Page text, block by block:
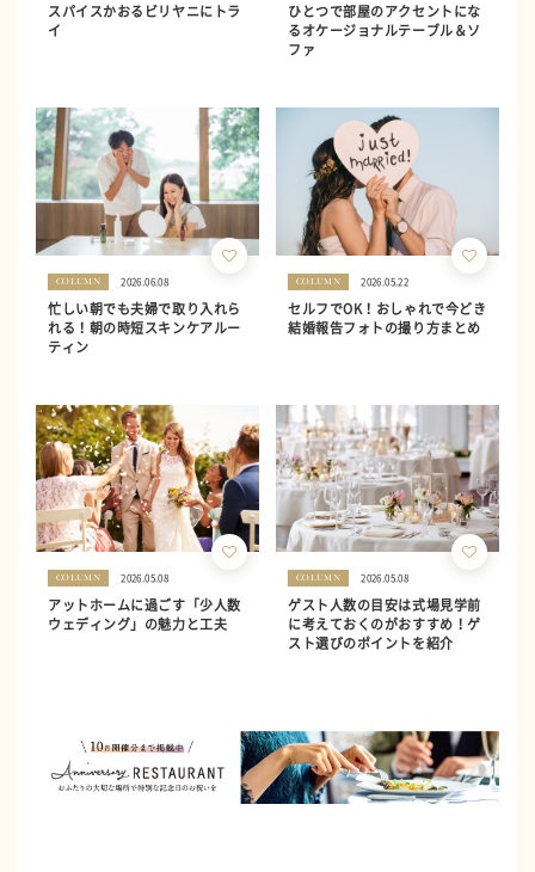
スパイスかおるビリヤニにトラ
イ
ひとつで部屋のアクセントにな
るオケージョナルテーブル＆ソ
ファ
COLUMN 2026.06.08
忙しい朝でも夫婦で取り入れら
れる！朝の時短スキンケアルー
ティン
COLUMN 2026.05.22
セルフでOK！おしゃれで今どき
結婚報告フォトの撮り方まとめ
COLUMN 2026.05.08
アットホームに過ごす「少人数
ウェディング」の魅力と工夫
COLUMN 2026.05.08
ゲスト人数の目安は式場見学前
に考えておくのがおすすめ！ゲ
スト選びのポイントを紹介